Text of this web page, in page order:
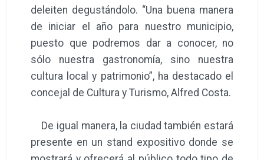
deleiten degustándolo. “Una buena manera
de iniciar el año para nuestro municipio,
puesto que podremos dar a conocer, no
sólo nuestra gastronomía, sino nuestra
cultura local y patrimonio”, ha destacado el
concejal de Cultura y Turismo, Alfred Costa.
De igual manera, la ciudad también estará
presente en un stand expositivo donde se